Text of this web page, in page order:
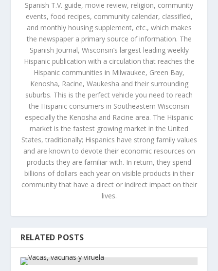
Spanish T.V. guide, movie review, religion, community
events, food recipes, community calendar, classified,
and monthly housing supplement, etc., which makes
the newspaper a primary source of information. The
Spanish Journal, Wisconsin’s largest leading weekly
Hispanic publication with a circulation that reaches the
Hispanic communities in Milwaukee, Green Bay,
Kenosha, Racine, Waukesha and their surrounding
suburbs. This is the perfect vehicle you need to reach
the Hispanic consumers in Southeastern Wisconsin
especially the Kenosha and Racine area. The Hispanic
market is the fastest growing market in the United
States, traditionally; Hispanics have strong family values
and are known to devote their economic resources on
products they are familiar with. In return, they spend
billions of dollars each year on visible products in their
community that have a direct or indirect impact on their
lives.
RELATED POSTS